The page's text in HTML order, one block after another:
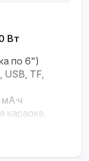
Вт
по 6")
TF,
караоке,
в